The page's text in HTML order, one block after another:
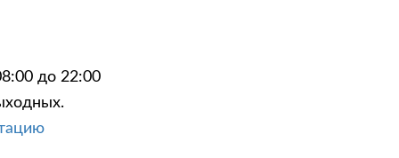
до 22:00